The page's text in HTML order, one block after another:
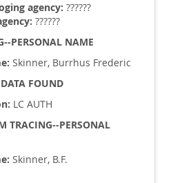
agency: ??????
??????
PERSONAL NAME
Skinner, Burrhus Frederic
FOUND
LC AUTH
TRACING--PERSONAL
Skinner, B.F.